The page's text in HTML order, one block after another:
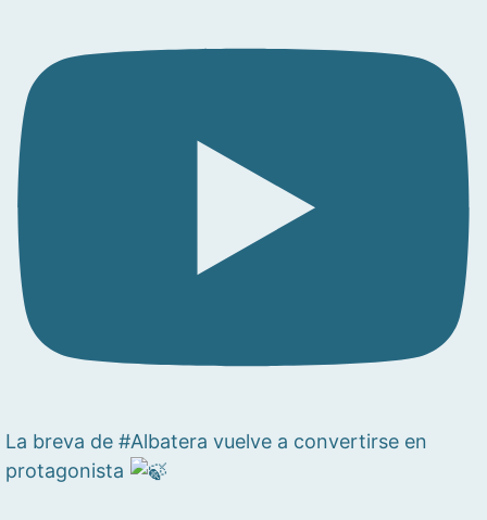
La breva de #Albatera vuelve a convertirse en
protagonista